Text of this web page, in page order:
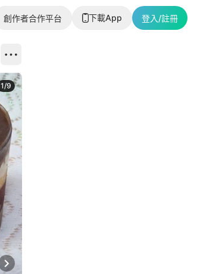
創作者合作平台 下載App 登入/註冊
Next slide
1/9